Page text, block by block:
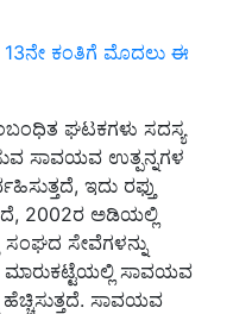
ಕಂತಿಗೆ ಮೊದಲು ಈ
ಘಟಕಗಳು ಸದಸ್ಯ
ಸಾವಯವ ಉತ್ಪನ್ನಗಳ
ಇದು ರಫ್ತು
2002ರ ಅಡಿಯಲ್ಲಿ
ಸಂಘದ ಸೇವೆಗಳನ್ನು
ಮಾರುಕಟ್ಟೆಯಲ್ಲಿ ಸಾವಯವ
ಹೆಚ್ಚಿಸುತ್ತದೆ. ಸಾವಯವ